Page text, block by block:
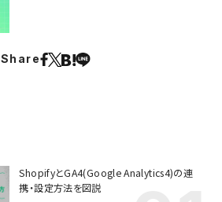
Share
ShopifyとGA4(Google Analytics4)の連
携・設定方法を図説